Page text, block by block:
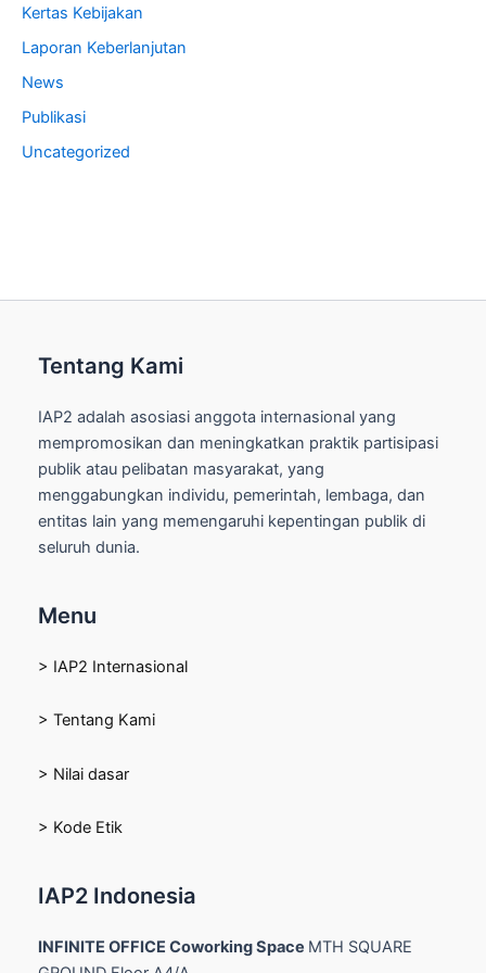
Kertas Kebijakan
Laporan Keberlanjutan
News
Publikasi
Uncategorized
Tentang Kami
IAP2 adalah asosiasi anggota internasional yang
mempromosikan dan meningkatkan praktik partisipasi
publik atau pelibatan masyarakat, yang
menggabungkan individu, pemerintah, lembaga, dan
entitas lain yang memengaruhi kepentingan publik di
seluruh dunia.
Menu
> IAP2 Internasional
> Tentang Kami
> Nilai dasar
> Kode Etik
IAP2 Indonesia
INFINITE OFFICE Coworking Space MTH SQUARE